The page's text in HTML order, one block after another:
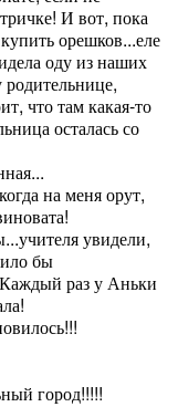
И вот, пока
орешков...еле
оду из наших
что там какая-то
осталась со
на меня орут,
увидели,
бы
раз у Аньки
город!!!!!